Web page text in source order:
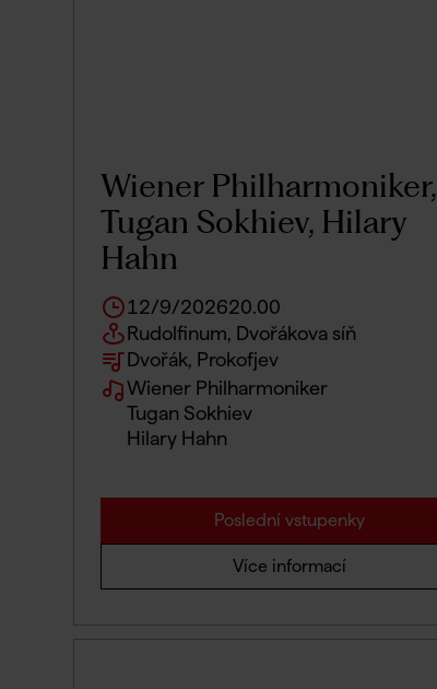
Wiener Philharmoniker,
Tugan Sokhiev, Hilary
Hahn
12/9/202620.00
Rudolfinum, Dvořákova síň
Dvořák, Prokofjev
Wiener Philharmoniker
Tugan Sokhiev
Hilary Hahn
Poslední vstupenky
Více informací